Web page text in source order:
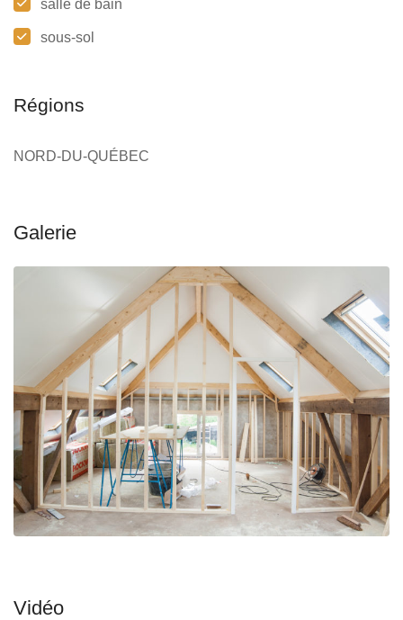
salle de bain
sous-sol
Régions
NORD-DU-QUÉBEC